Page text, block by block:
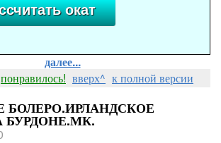
далее...
понравилось! вверх^ к полной версии
БОЛЕРО.ИРЛАНДСКОЕ